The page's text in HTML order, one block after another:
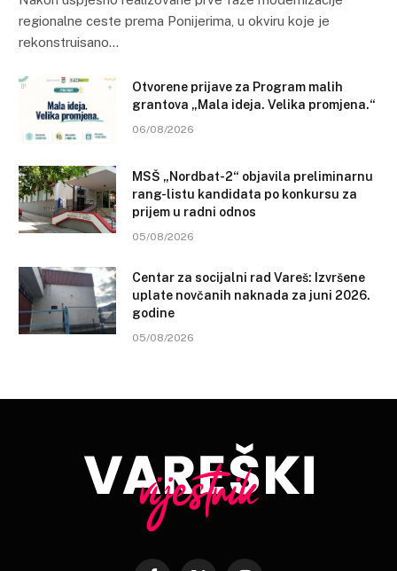
regionalne ceste prema Ponijerima, u okviru koje je
rekonstruisano…
Otvorene prijave za Program malih
grantova „Mala ideja. Velika promjena.“
06/08/2026
MSŠ „Nordbat-2“ objavila preliminarnu
rang-listu kandidata po konkursu za
prijem u radni odnos
05/08/2026
Centar za socijalni rad Vareš: Izvršene
uplate novčanih naknada za juni 2026.
godine
05/08/2026